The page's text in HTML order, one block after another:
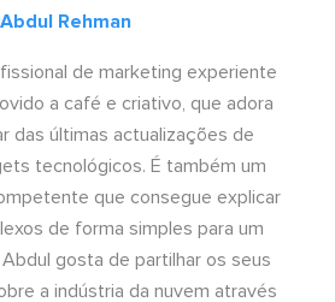
Abdul Rehman
de marketing experiente
a café e criativo, que adora
das últimas actualizações de
tecnológicos. É também um
que consegue explicar
de forma simples para um
gosta de partilhar os seus
a indústria da nuvem através